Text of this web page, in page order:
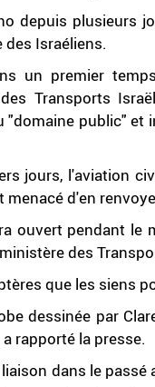
depuis plusieurs
Israéliens.
un premier
Transports
"domaine public"
jours, l'aviation
d'en
ouvert pendant le
des
que les siens
dessinée par
rapporté la presse.
dans le